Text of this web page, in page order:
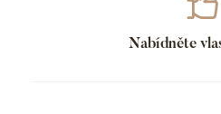
Nabídněte